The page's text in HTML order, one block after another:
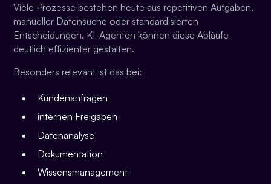
Viele Prozesse bestehen heute aus repetitiven Aufgaben,
manueller Datensuche oder standardisierten
Entscheidungen. KI-Agenten können diese Abläufe
deutlich effizienter gestalten.
Besonders relevant ist das bei:
Kundenanfragen
internen Freigaben
Datenanalyse
Dokumentation
Wissensmanagement